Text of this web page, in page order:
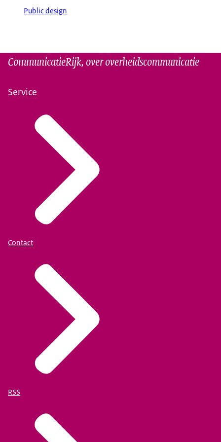
Public design
CommunicatieRijk, over overheidscommunicatie
Service
Contact
RSS